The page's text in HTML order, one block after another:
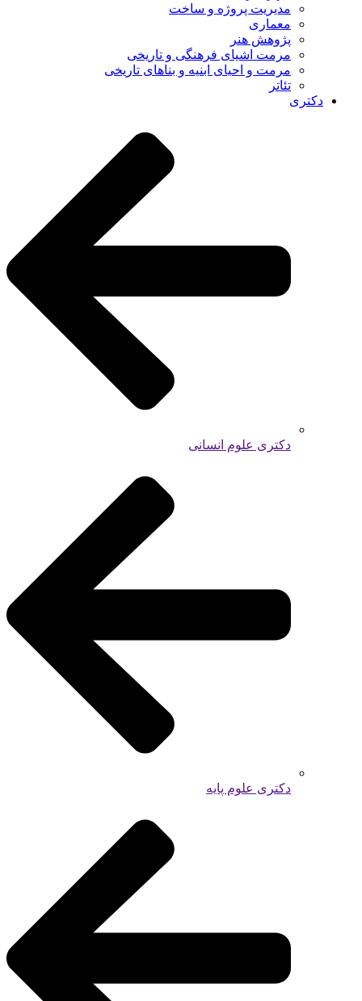
مدیریت پروژه و ساخت
معماری
پژوهش هنر
مرمت اشیای فرهنگی و تاریخی
مرمت و احیای ابنیه و بناهای تاریخی
تئاتر
دکتری
دکتری علوم انسانی
دکتری علوم پایه